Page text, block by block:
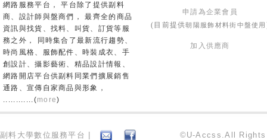
網路服務平台， 平台除了提供副料
商、設計師與盤商們， 最齊全的商品
資訊與找貨、找料、叫貨、訂貨等服
務之外， 同時集合了最新流行趨勢、
時尚風格、服飾配件、時裝成衣、手
創設計、攝影藝術、精品設計情報、
網路開店平台供副料同業們擴展銷售
通路、宣傳自家商品與形象，
............(more)
申請為企業會員
(目前提供朝陽服飾材料街中盤使用
加入供應商
副料大學數位服務平台 | ©U-Accss.All Rights